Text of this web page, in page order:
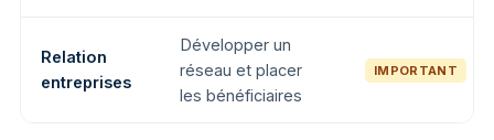
Relation
entreprises
Développer un
réseau et placer
les bénéficiaires
IMPORTANT